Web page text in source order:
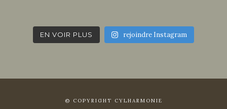
EN VOIR PLUS rejoindre Instagram
© COPYRIGHT CYLHARMONIE